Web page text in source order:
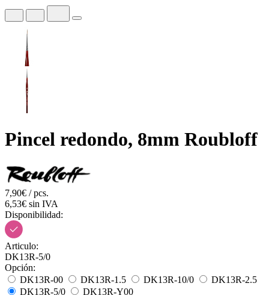
Pincel redondo, 8mm Roubloff
7,90€ / pcs.
6,53€ sin IVA
Disponibilidad:
Articulo:
DK13R-5/0
Opción:
DK13R-00
DK13R-1.5 DK13R-10/0
DK13R-2.5
DK13R-5/0
DK13R-Y00